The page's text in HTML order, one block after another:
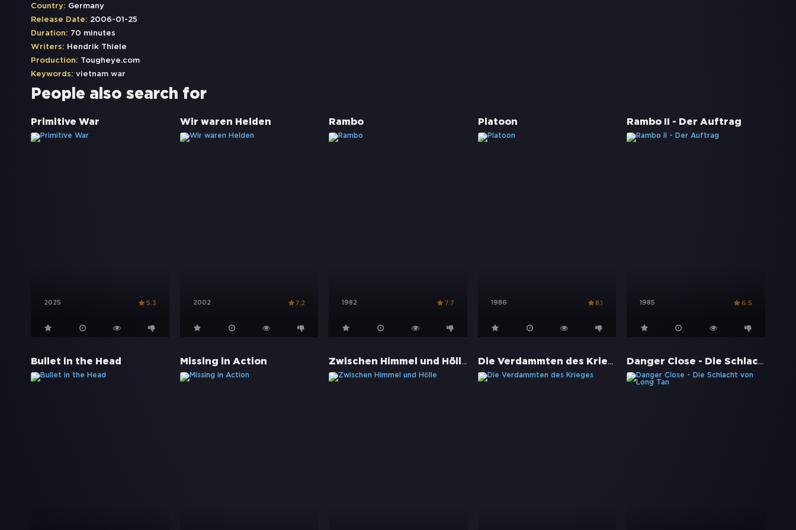
Country: Germany
Release Date: 2006-01-25
Duration: 70 minutes
Writers: Hendrik Thiele
Production: Tougheye.com
Keywords: vietnam war
People also search for
Primitive War
2025 5.3
Wir waren Helden
2002 7.2
Rambo
1982 7.7
Platoon
1986 8.1
Rambo II - Der Auftrag
1985 6.5
Bullet in the Head Missing in Action Zwischen Himmel und Hölle Die Verdammten des Krieges Danger Close - Die Schlacht von Long Tan